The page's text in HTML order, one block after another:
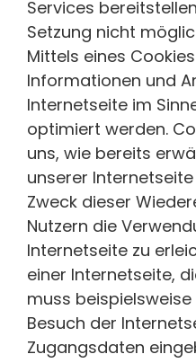
Services
Setzung nicht
Mittels eines
Informationen und
Internetseite im
optimiert werden.
uns, wie bereits
unserer
Zweck dieser
Nutzern die
Internetseite zu
einer Internetseite,
muss
Besuch der
Zugangsdaten